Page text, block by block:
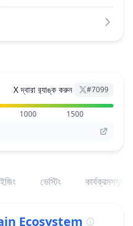
X দ্বারা র‌্যাঙ্ক করুন #7099
1000
1500
ভেস্টিং কার্যক্রমসমূহ
Ecosystem